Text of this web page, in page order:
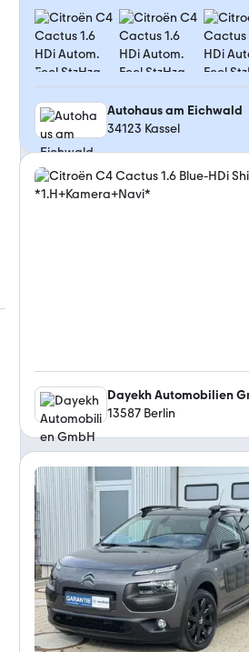
Autohaus am Eichwald
34123 Kassel
Dayekh Automobilien
13587 Berlin